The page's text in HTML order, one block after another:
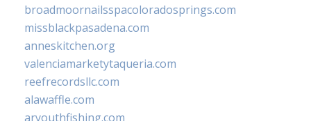
broadmoornailsspacoloradosprings.com
missblackpasadena.com
anneskitchen.org
valenciamarketytaqueria.com
reefrecordsllc.com
alawaffle.com
aryouthfishing.com